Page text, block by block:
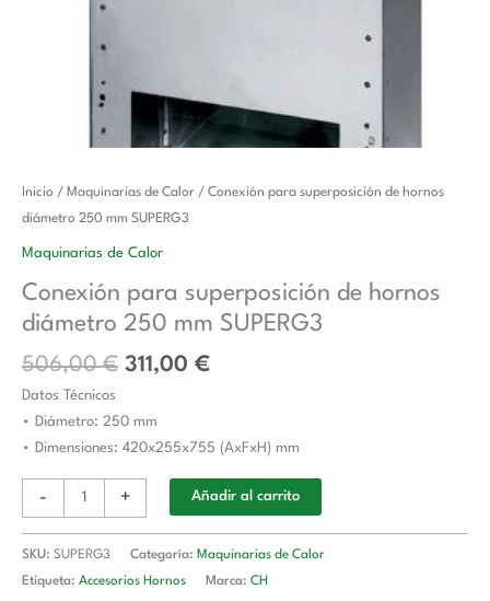
Inicio / Maquinarias de Calor / Conexión para superposición de hornos
diámetro 250 mm SUPERG3
Maquinarias de Calor
Conexión para superposición de hornos
diámetro 250 mm SUPERG3
506,00€
El
precio
original
506,00 €.
311,00 €
El
311,00 €.
Datos Técnicos
• Diámetro: 250 mm
• Dimensiones: 420x255x755 (AxFxH) mm
-
Conexión
para
superposición
hornos
diámetro
mm
SUPERG3
cantidad
+ Añadir al carrito
SKU: SUPERG3 Categoría: Maquinarias de Calor
Etiqueta: Accesorios Hornos Marca: CH